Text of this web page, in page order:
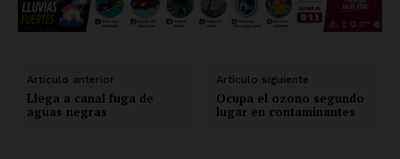
Artículo anterior
Llega a canal fuga de
aguas negras
Artículo siguiente
Ocupa el ozono segundo
lugar en contaminantes